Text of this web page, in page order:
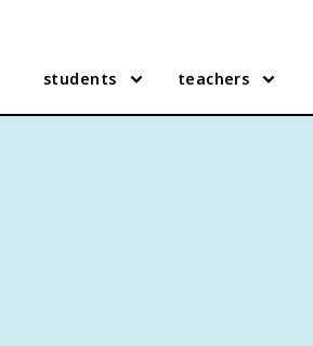
students teachers